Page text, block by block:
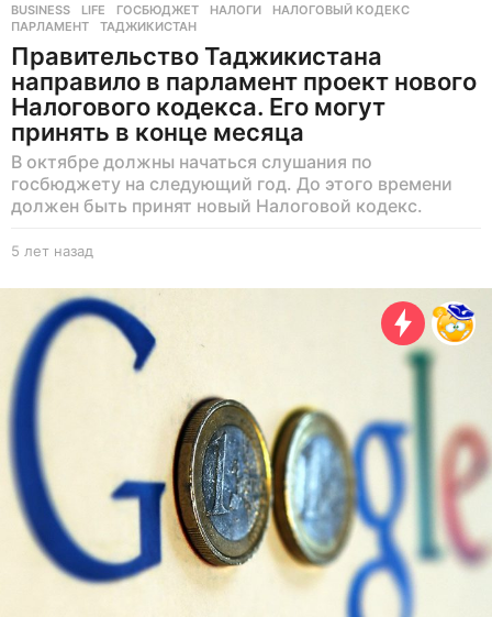
BUSINESS ,LIFE ГОСБЮДЖЕТ ,НАЛОГИ ,НАЛОГОВЫЙ КОДЕКС
ПАРЛАМЕНТ
,ТАДЖИКИСТАН
Правительство Таджикистана
направило в парламент проект нового
Налогового кодекса. Его могут
принять в конце месяца
В октябре должны начаться слушания по
госбюджету на следующий год. До этого времени
должен быть принят новый Налоговой кодекс.
5 лет назад
е
т